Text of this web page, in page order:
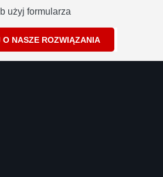
użyj formularza
O NASZE ROZWIĄZANIA